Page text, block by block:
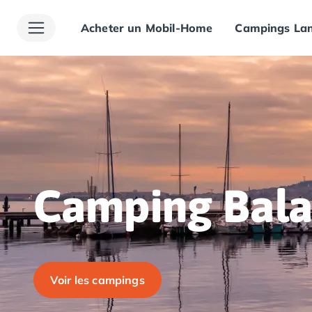
Toutes nos destinations
Camping Alsace
Camping Bas-Rhin
Camping Haut-Rhin
Camping Colmar
Camping Mulhouse
Camping Munster
Camping Aquitaine
Camping Dordogne
Camping Carsac-Aillac
Camping Les Eyzies-de-Tayac-Sireuil
Camping Sarlat
Camping Gironde
Camping Bordeaux
Camping Carcans
Camping Hourtin
Acheter un Mobil-Home Campings
Camping
Voir les campings